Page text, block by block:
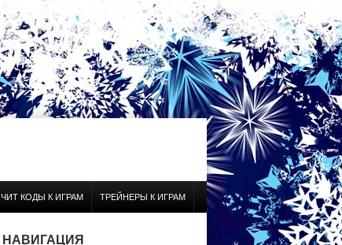
ЧИТ КОДЫ К ИГРАМ ТРЕЙНЕРЫ К ИГРАМ
НАВИГАЦИЯ